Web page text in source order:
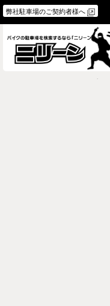
弊社駐車場のご契約者様へ